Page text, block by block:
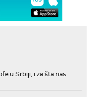
u Srbiji, i za šta nas